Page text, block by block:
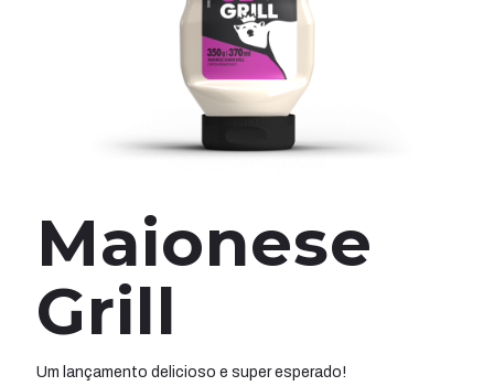
Maionese
Grill
Um lançamento delicioso e super esperado!